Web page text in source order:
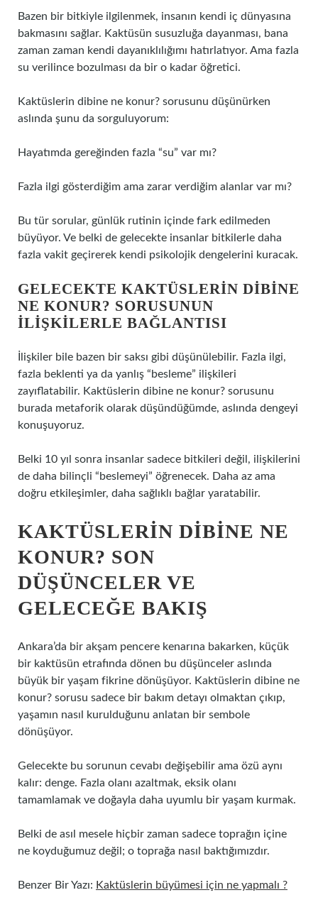
Bazen bir bitkiyle ilgilenmek, insanın kendi iç dünyasına
bakmasını sağlar. Kaktüsün susuzluğa dayanması, bana
zaman zaman kendi dayanıklılığımı hatırlatıyor. Ama fazla
su verilince bozulması da bir o kadar öğretici.
Kaktüslerin dibine ne konur? sorusunu düşünürken
aslında şunu da sorguluyorum:
Hayatımda gereğinden fazla “su” var mı?
Fazla ilgi gösterdiğim ama zarar verdiğim alanlar var mı?
Bu tür sorular, günlük rutinin içinde fark edilmeden
büyüyor. Ve belki de gelecekte insanlar bitkilerle daha
fazla vakit geçirerek kendi psikolojik dengelerini kuracak.
GELECEKTE KAKTÜSLERIN DIBINE
NE KONUR? SORUSUNUN
ILIŞKILERLE BAĞLANTISI
İlişkiler bile bazen bir saksı gibi düşünülebilir. Fazla ilgi,
fazla beklenti ya da yanlış “besleme” ilişkileri
zayıflatabilir. Kaktüslerin dibine ne konur? sorusunu
burada metaforik olarak düşündüğümde, aslında dengeyi
konuşuyoruz.
Belki 10 yıl sonra insanlar sadece bitkileri değil, ilişkilerini
de daha bilinçli “beslemeyi” öğrenecek. Daha az ama
doğru etkileşimler, daha sağlıklı bağlar yaratabilir.
KAKTÜSLERIN DIBINE NE
KONUR? SON
DÜŞÜNCELER VE
GELECEĞE BAKIŞ
Ankara’da bir akşam pencere kenarına bakarken, küçük
bir kaktüsün etrafında dönen bu düşünceler aslında
büyük bir yaşam fikrine dönüşüyor. Kaktüslerin dibine ne
konur? sorusu sadece bir bakım detayı olmaktan çıkıp,
yaşamın nasıl kurulduğunu anlatan bir sembole
dönüşüyor.
Gelecekte bu sorunun cevabı değişebilir ama özü aynı
kalır: denge. Fazla olanı azaltmak, eksik olanı
tamamlamak ve doğayla daha uyumlu bir yaşam kurmak.
Belki de asıl mesele hiçbir zaman sadece toprağın içine
ne koyduğumuz değil; o toprağa nasıl baktığımızdır.
Benzer Bir Yazı: Kaktüslerin büyümesi için ne yapmalı ?